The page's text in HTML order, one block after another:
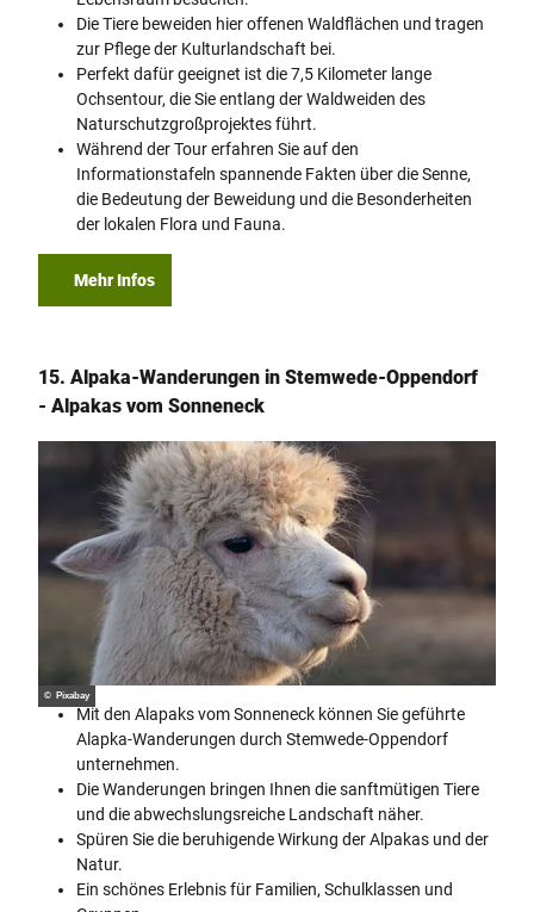
Die Tiere beweiden hier offenen Waldflächen und tragen
zur Pflege der Kulturlandschaft bei.
Perfekt dafür geeignet ist die 7,5 Kilometer lange
Ochsentour, die Sie entlang der Waldweiden des
Naturschutzgroßprojektes führt.
Während der Tour erfahren Sie auf den
Informationstafeln spannende Fakten über die Senne,
die Bedeutung der Beweidung und die Besonderheiten
der lokalen Flora und Fauna.
Mehr Infos
15. Alpaka-Wanderungen in Stemwede-Oppendorf
- Alpakas vom Sonneneck
© Pixabay
Mit den Alapaks vom Sonneneck können Sie geführte
Alapka-Wanderungen durch Stemwede-Oppendorf
unternehmen.
Die Wanderungen bringen Ihnen die sanftmütigen Tiere
und die abwechslungsreiche Landschaft näher.
Spüren Sie die beruhigende Wirkung der Alpakas und der
Natur.
Ein schönes Erlebnis für Familien, Schulklassen und